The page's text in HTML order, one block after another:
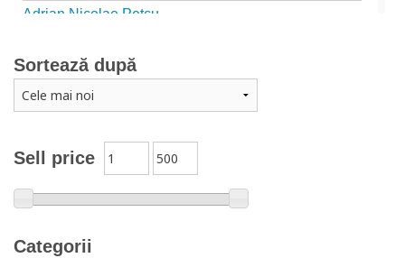
Adrian Nicolae Petcu
Adriana Petrescu
Alexandra Rotariu
Alexandru Creţu
Alexandru Huțanu
Alexandru Lascarov-Moldovanu
Sell price
Categorii
Sortează după